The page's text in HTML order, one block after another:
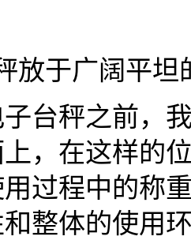
放于广阔平坦
台秤之前，
，在这样的
过程中的称
整体的使用